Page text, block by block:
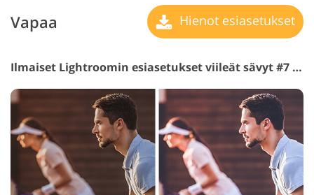
Vapaa Hienot esiasetukset
Ilmaiset Lightroomin esiasetukset viileät sävyt #7 "Brighten"